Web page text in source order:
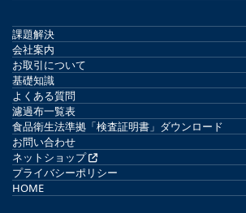
課題解決
会社案内
お取引について
基礎知識
よくある質問
濾過布一覧表
食品衛生法準拠「検査証明書」ダウンロード
お問い合わせ
ネットショップ
プライバシーポリシー
HOME